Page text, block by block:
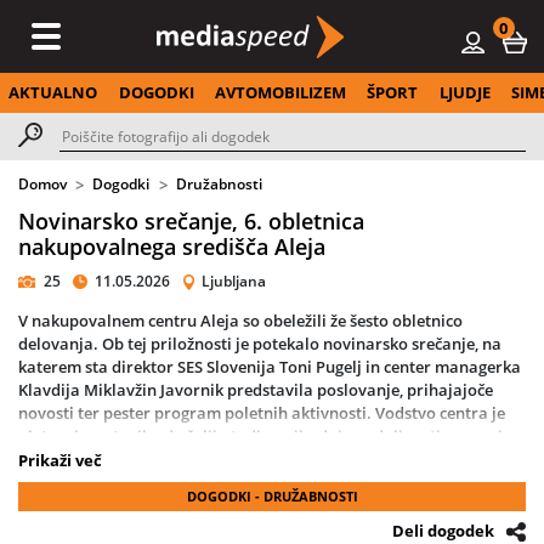
0
AKTUALNO DOGODKI AVTOMOBILIZEM ŠPORT LJUDJE
Domov Dogodki Družabnosti
Novinarsko srečanje, 6. obletnica
nakupovalnega središča Aleja
25 11.05.2026 Ljubljana
V nakupovalnem centru Aleja so obeležili že šesto obletnico
delovanja. Ob tej priložnosti je potekalo novinarsko srečanje, na
katerem sta direktor SES Slovenija Toni Pugelj in center managerka
Klavdija Miklavžin Javornik predstavila poslovanje, prihajajoče
novosti ter pester program poletnih aktivnosti. Vodstvo centra je
ob tem izpostavilo, da želijo tudi v prihodnje nadaljevati z razvojem
vsebin, ki obiskovalcem ponujajo več kot le nakupovalno izkušnjo,
prostor srečevanj, dogodkov in urbanega življenjskega sloga.
Od sobote, 16. maja, do petka, 29. maja, bo v ALEJI precej živahno.
Prikaži več
DOGODKI - DRUŽABNOSTI
Deli dogodek